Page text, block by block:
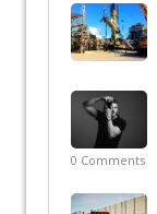
0 Comments